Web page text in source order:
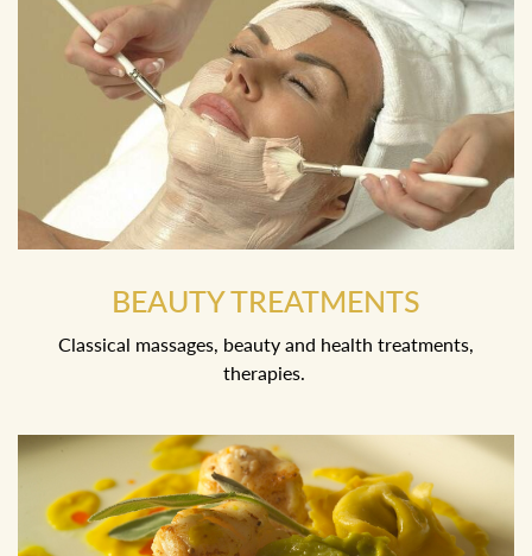
BEAUTY TREATMENTS
Classical massages, beauty and health treatments,
therapies.